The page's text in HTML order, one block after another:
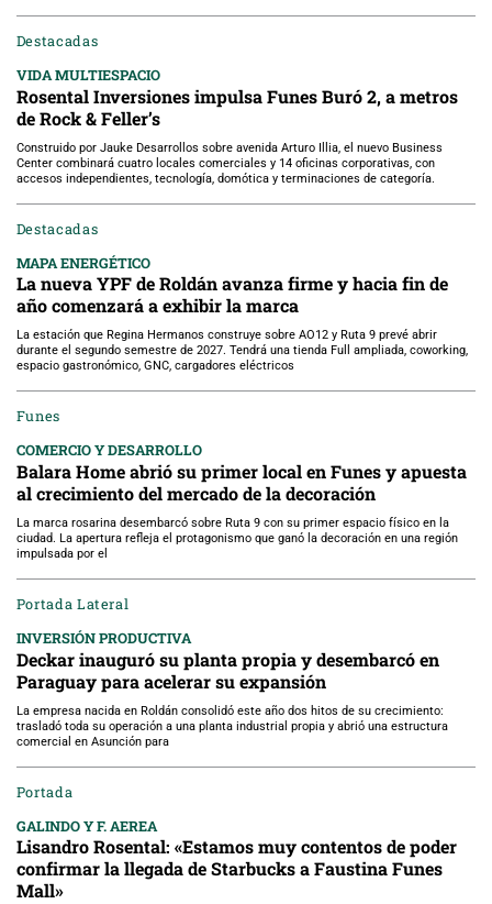
Destacadas
VIDA MULTIESPACIO
Rosental Inversiones impulsa Funes Buró 2, a metros
de Rock & Feller’s
Construido por Jauke Desarrollos sobre avenida Arturo Illia, el nuevo Business
Center combinará cuatro locales comerciales y 14 oficinas corporativas, con
accesos independientes, tecnología, domótica y terminaciones de categoría.
Destacadas
MAPA ENERGÉTICO
La nueva YPF de Roldán avanza firme y hacia fin de
año comenzará a exhibir la marca
La estación que Regina Hermanos construye sobre AO12 y Ruta 9 prevé abrir
durante el segundo semestre de 2027. Tendrá una tienda Full ampliada, coworking,
espacio gastronómico, GNC, cargadores eléctricos
Funes
COMERCIO Y DESARROLLO
Balara Home abrió su primer local en Funes y apuesta
al crecimiento del mercado de la decoración
La marca rosarina desembarcó sobre Ruta 9 con su primer espacio físico en la
ciudad. La apertura refleja el protagonismo que ganó la decoración en una región
impulsada por el
Portada Lateral
INVERSIÓN PRODUCTIVA
Deckar inauguró su planta propia y desembarcó en
Paraguay para acelerar su expansión
La empresa nacida en Roldán consolidó este año dos hitos de su crecimiento:
trasladó toda su operación a una planta industrial propia y abrió una estructura
comercial en Asunción para
Portada
GALINDO Y F. AEREA
Lisandro Rosental: «Estamos muy contentos de poder
confirmar la llegada de Starbucks a Faustina Funes
Mall»